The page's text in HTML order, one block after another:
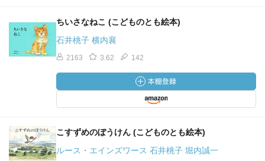
ちいさなねこ (こどものとも絵本)
石井桃子 横内襄
2163 3.62 142
こすずめのぼうけん (こどものとも絵本)
ルース・エインズワース 石井桃子 堀内誠一